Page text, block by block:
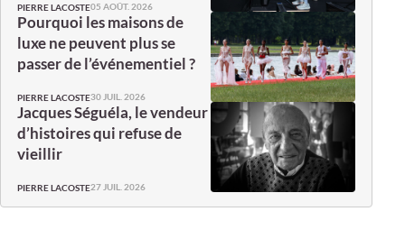
PIERRE LACOSTE05 AOÛT. 2026
Pourquoi les maisons de
luxe ne peuvent plus se
passer de l’événementiel ?
PIERRE LACOSTE30 JUIL. 2026
Jacques Séguéla, le vendeur
d’histoires qui refuse de
vieillir
PIERRE LACOSTE27 JUIL. 2026